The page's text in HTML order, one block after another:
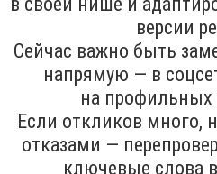
версии
Сейчас важно быть
напрямую — в
на профильных
Если откликов много,
отказами —
ключевые слова